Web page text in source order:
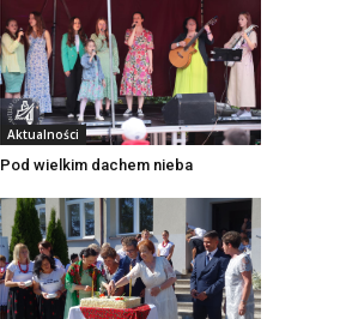
Aktualności
Pod wielkim dachem nieba